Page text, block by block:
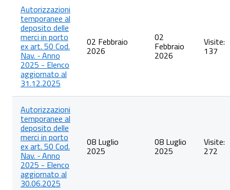
porto
art.
50
Cod.
Nav.
Autorizzazioni
temporanee al
deposito delle
merci in porto
ex art. 50 Cod.
Nav. ‐ Anno
2025 - Elenco
aggiornato al
31.12.2025
02 Febbraio
2026
02
Febbraio
2026
Visite:
137
Autorizzazioni
temporanee al
deposito delle
merci in porto
ex art. 50 Cod.
Nav. ‐ Anno
2025 - Elenco
aggiornato al
30.06.2025
08 Luglio
2025
08 Luglio
2025
Visite:
272